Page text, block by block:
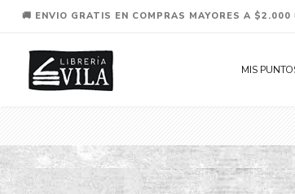
🚚 ENVIO GRATIS EN COMPRAS MAYORES A $2.000
MIS